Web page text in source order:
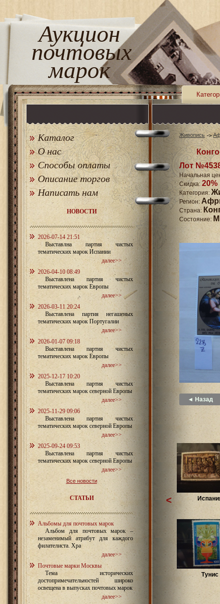
Аукцион
почтовых
марок
Каталог
О нас
Способы оплаты
Описание торгов
Написать нам
НОВОСТИ
2026-07-14 21:51
Выставлна партия чистых
тематических марок Испании
далее>>
2026-04-10 08:49
Выставлена партия чистых
тематических марок Европы
далее>>
2026-03-11 20:24
Выставлена партия негашеных
тематических марок Португалии
далее>>
2026-01-07 09:18
Выставлена партия чистых
тематических марок Европы
далее>>
2025-12-17 10:20
Выставлена партия чистых
тематических марок северной Европы
далее>>
2025-11-29 09:06
Выставлена партия чистых
тематических марок северной Европы
далее>>
2025-09-24 09:53
Выставлена партия чистых
тематических марок северной Европы
далее>>
Все новости
СТАТЬИ
Альбомы для почтовых марок
Альбом для почтовых марок –
незаменимый атрибут для каждого
филателиста. Хра
далее>>
Почтовые марки Москвы
Тема исторических
достопримечательностей широко
освещена в выпусках почтовых марок
далее>>
Живопись
Лот
Начальная
Скидка: 20%
Категория:
Регион:
Страна:
Состояние:
◄ Назад
Тунис
<